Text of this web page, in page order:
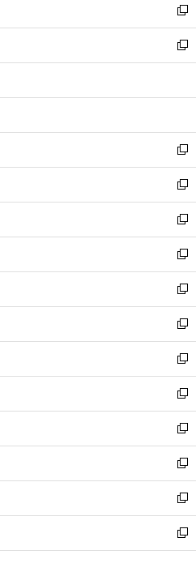
く
で
開
く
ド
ウ
で
開
ィ
ン
ド
ウ
開
い
ウ
ィ
ン
ウ
開
く
新
し
い
ウ
ン
ウ
で
開
く
新
し
ウ
ン
ド
ウ
で
開
く
新
し
い
ウ
ィ
ン
ド
ウ
で
開
く
新
し
い
ウ
ィ
ン
ド
ウ
で
開
く
新
し
い
ウ
ィ
ン
ド
ウ
で
開
く
新
し
い
ウ
ィ
ン
ド
ウ
で
開
く
新
し
い
ウ
ィ
ン
ド
ウ
で
開
く
新
し
い
ウ
ィ
ン
ド
ウ
で
開
く
新
し
い
ウ
ィ
ン
ド
ウ
で
開
く
新
し
い
ウ
ィ
ン
ド
ウ
で
開
新
し
い
ウ
ィ
ン
ド
ウ
新
し
い
ウ
ィ
ン
新
し
い
ウ
新
し